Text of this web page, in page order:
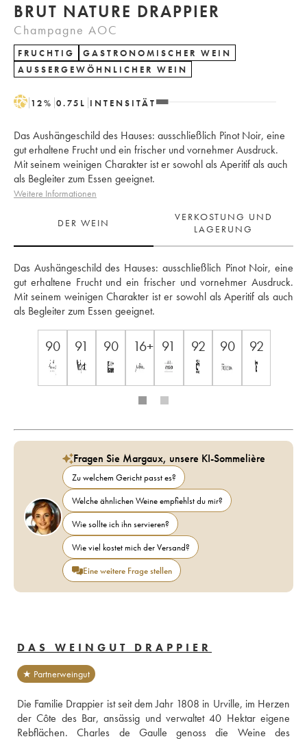
BRUT NATURE DRAPPIER
Champagne AOC
FRUCHTIG
GASTRONOMISCHER WEIN
AUSSERGEWÖHNLICHER WEIN
H 12% 0.75 L INTENSITÄT
Das Aushängeschild des Hauses: ausschließlich Pinot Noir, eine
gut erhaltene Frucht und ein frischer und vornehmer Ausdruck.
Mit seinem weinigen Charakter ist er sowohl als Aperitif als auch
als Begleiter zum Essen geeignet.
Weitere Informationen
DER WEIN
VERKOSTUNG UND
LAGERUNG
Das Aushängeschild des Hauses: ausschließlich Pinot Noir, eine
gut erhaltene Frucht und ein frischer und vornehmer Ausdruck.
Mit seinem weinigen Charakter ist er sowohl als Aperitif als auch
als Begleiter zum Essen geeignet.
90 91 90 16+ 91 92 90 92
Fragen Sie Margaux, unsere KI-Sommelière
Zu welchem Gericht passt es?
Welche ähnlichen Weine empfiehlst du mir?
Wie sollte ich ihn servieren?
Wie viel kostet mich der Versand?
Eine weitere Frage stellen
DAS WEINGUT DRAPPIER
★ Partnerweingut
Die Familie Drappier ist seit dem Jahr 1808 in Urville, im Herzen
der Côte des Bar, ansässig und verwaltet 40 Hektar eigene
Rebflächen. Charles de Gaulle genoss die Weine des